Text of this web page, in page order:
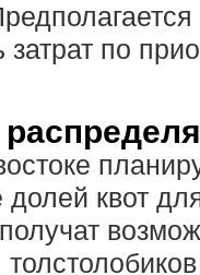
по
долей квот